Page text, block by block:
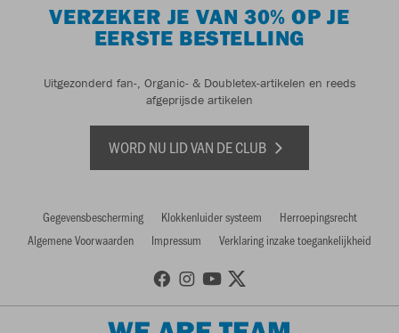
VERZEKER JE VAN 30% OP JE
EERSTE BESTELLING
Uitgezonderd fan-, Organic- & Doubletex-artikelen en reeds
afgeprijsde artikelen
WORD NU LID VAN DE CLUB
Gegevensbescherming Klokkenluider systeem
Herroepingsrecht
Algemene Voorwaarden
Impressum Verklaring inzake toegankelijkheid